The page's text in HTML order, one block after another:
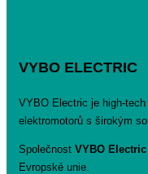
VYBO ELECTRIC
VYBO Electric je high-
elektromotorů s širokým
Společnost VYBO Electric
Evropské unie.